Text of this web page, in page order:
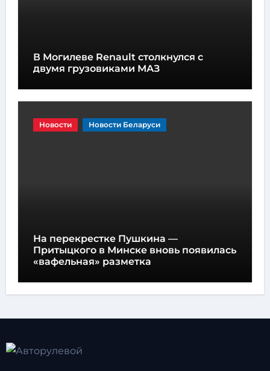
В Могилеве Renault столкнулся с
двумя грузовиками МАЗ
Новости Новости Беларуси
На перекрестке Пушкина —
Притыцкого в Минске вновь появилась
«вафельная» разметка